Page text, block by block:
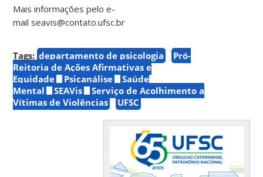
Mais informações pelo e-
mail seavis@contato.ufsc.br
Tags: departamento de psicologia
Pró-
Reitoria de Ações Afirmativas e
Equidade
Psicanálise
Saúde
Mental
SEAVis
Serviço de Acolhimento a
Vítimas de Violências
UFSC